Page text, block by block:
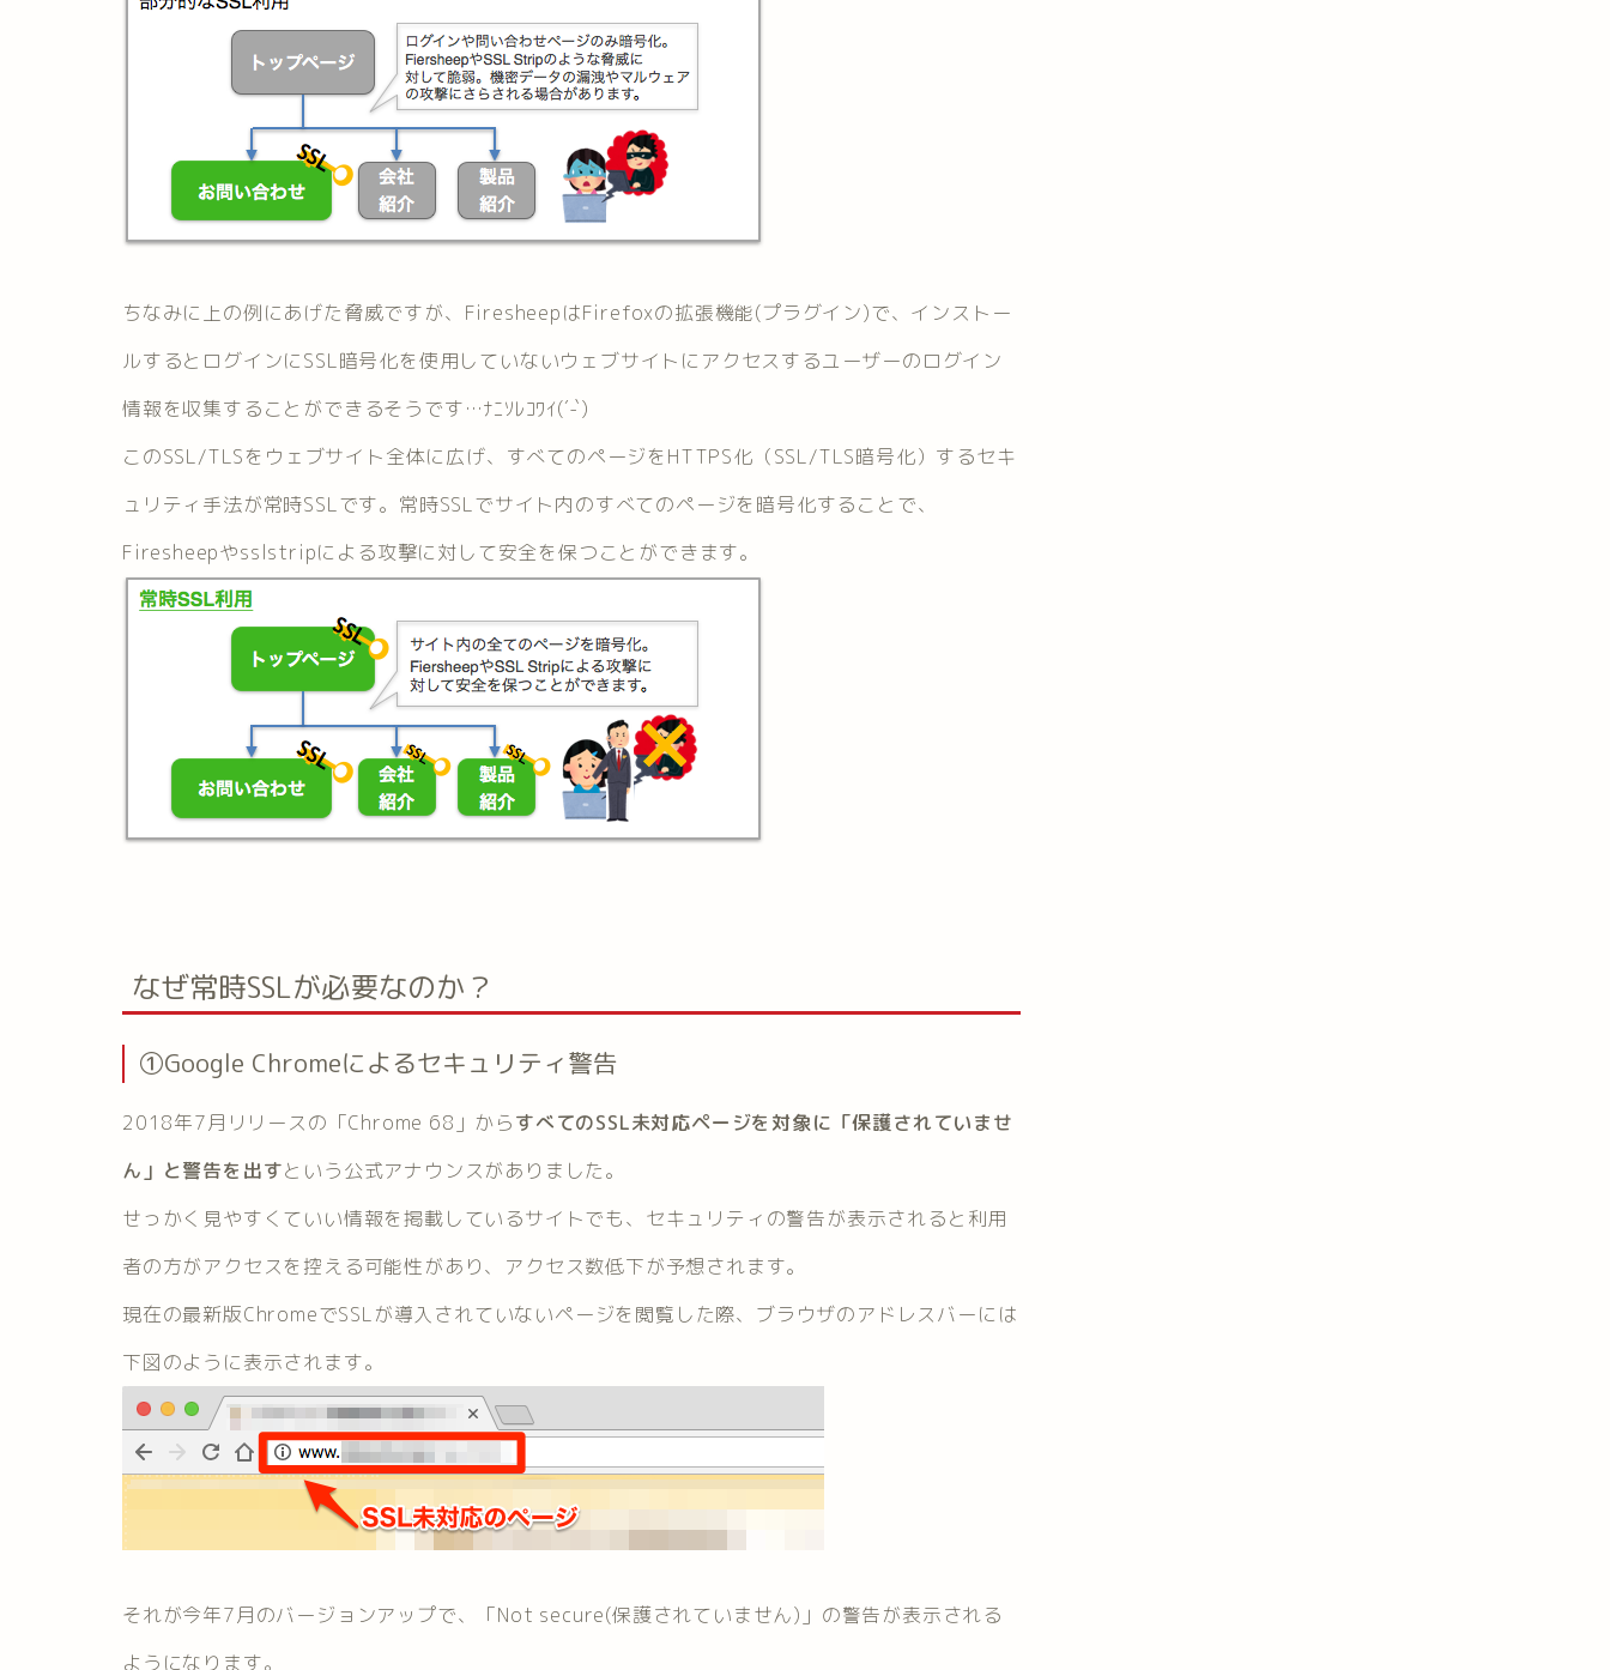
ちなみに上の例にあげた脅威ですが、FiresheepはFirefoxの拡張機能(プラグイン)で、インストー
ルするとログインにSSL暗号化を使用していないウェブサイトにアクセスするユーザーのログイン
情報を収集することができるそうです…ﾅﾆｿﾚｺﾜｲ(´-`)
このSSL/TLSをウェブサイト全体に広げ、すべてのページをHTTPS化（SSL/TLS暗号化）するセキ
ュリティ手法が常時SSLです。常時SSLでサイト内のすべてのページを暗号化することで、
Firesheepやsslstripによる攻撃に対して安全を保つことができます。
なぜ常時SSLが必要なのか？
①Google Chromeによるセキュリティ警告
2018年7月リリースの「Chrome 68」からすべてのSSL未対応ページを対象に「保護されていませ
ん」と警告を出すという公式アナウンスがありました。
せっかく見やすくていい情報を掲載しているサイトでも、セキュリティの警告が表示されると利用
者の方がアクセスを控える可能性があり、アクセス数低下が予想されます。
現在の最新版ChromeでSSLが導入されていないページを閲覧した際、ブラウザのアドレスバーには
下図のように表示されます。
それが今年7月のバージョンアップで、「Not secure(保護されていません)」の警告が表示される
ようになります。